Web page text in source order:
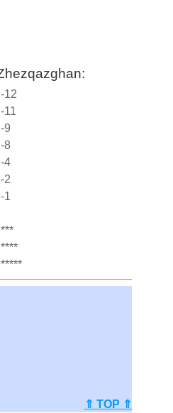
-12
-11
-9
-8
-4
-2
-1
***
****
*****
⇑ TOP ⇑